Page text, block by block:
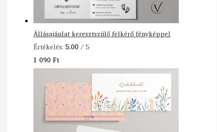
Állásajánlat keresztszülő felkérő fényképpel
Értékelés:5.00/ 5
1 090Ft